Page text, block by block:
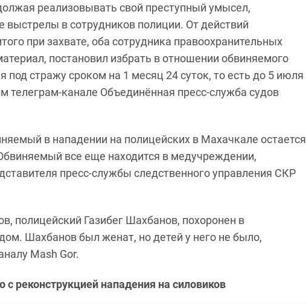
реализовывать свой преступный умысел,
выстрелы в сотрудников полиции. От действий
при захвате, оба сотрудника правоохранительных
постановил избрать в отношении обвиняемого
под стражу сроком на 1 месяц 24 суток, то есть до 5 июля
телеграм-канале Объединённая пресс-служба судов
в нападении на полицейских в Махачкале остается
все еще находится в медучреждении,
пресс-службы следственного управления СКР
полицейский Газибег Шахбанов, похоронен в
Шахбанов был женат, но детей у него не было,
Mash Gor.
с реконструкцией нападения на силовиков